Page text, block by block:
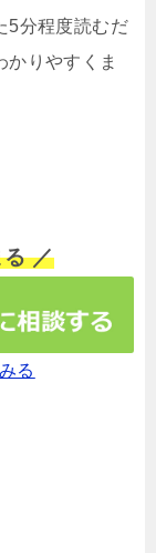
5分程度読むだ
かりやすくま
る ／
る